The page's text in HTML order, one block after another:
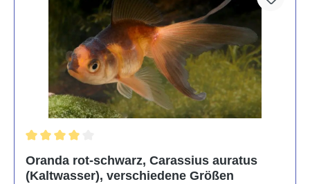
Oranda rot-schwarz, Carassius auratus
(Kaltwasser), verschiedene Größen